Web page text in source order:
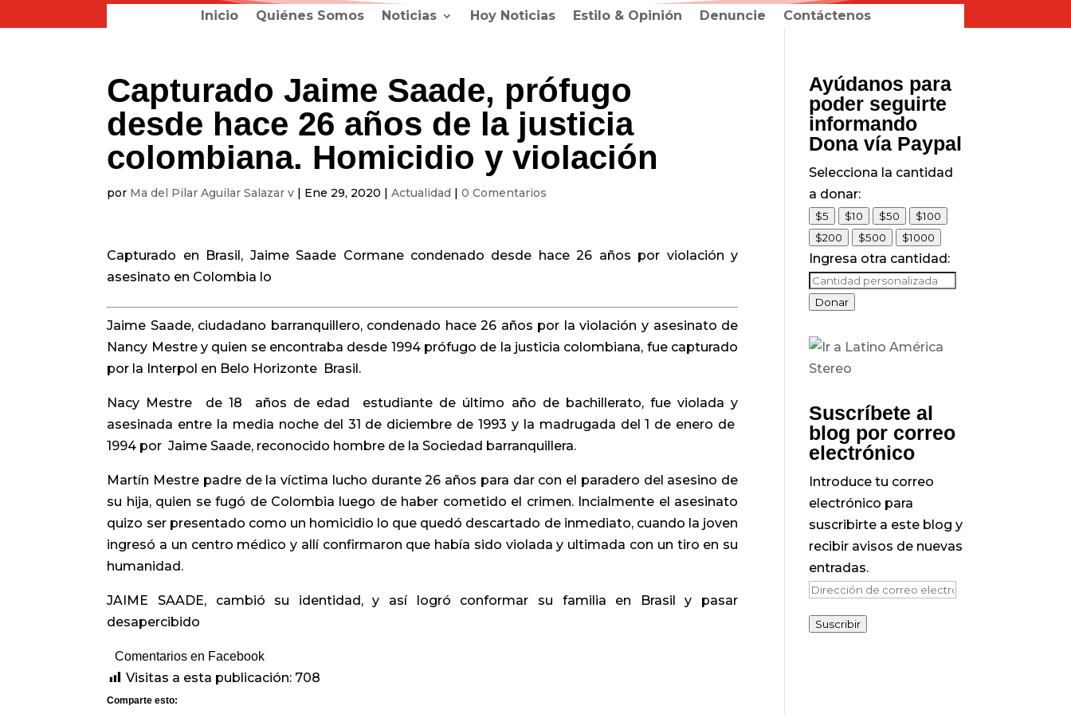
Inicio Quiénes Somos Noticias Hoy Noticias Estilo & Opinión Denuncie Contáctenos
Capturado Jaime Saade, prófugo
desde hace 26 años de la justicia
colombiana. Homicidio y violación
por Ma del Pilar Aguilar Salazar v | Ene 29, 2020 |Actualidad |0 Comentarios
Capturado en Brasil, Jaime Saade Cormane condenado desde hace 26 años por violación y
asesinato en Colombia lo
Jaime Saade, ciudadano barranquillero, condenado hace 26 años por la violación y asesinato de
Nancy Mestre y quien se encontraba desde 1994 prófugo de la justicia colombiana, fue capturado
por la Interpol en Belo Horizonte Brasil.
Nacy Mestre de 18 años de edad estudiante de último año de bachillerato, fue violada y
asesinada entre la media noche del 31 de diciembre de 1993 y la madrugada del 1 de enero de
1994 por Jaime Saade, reconocido hombre de la Sociedad barranquillera.
Martín Mestre padre de la víctima lucho durante 26 años para dar con el paradero del asesino de
su hija, quien se fugó de Colombia luego de haber cometido el crimen. Incialmente el asesinato
quizo ser presentado como un homicidio lo que quedó descartado de inmediato, cuando la joven
ingresó a un centro médico y allí confirmaron que había sido violada y ultimada con un tiro en su
humanidad.
JAIME SAADE, cambió su identidad, y así logró conformar su familia en Brasil y pasar
desapercibido
Comentarios en Facebook
Visitas a esta publicación: 708
Comparte esto:
Ayúdanos para
poder seguirte
informando
Dona vía Paypal
Selecciona la cantidad
a donar:
$5 $10 $50
$100
$200
$500 $1000
Ingresa otra cantidad:
Donar
Suscríbete al
blog por correo
electrónico
Introduce tu correo
electrónico para
suscribirte a este blog y
recibir avisos de nuevas
entradas.
Dirección
correo
Suscribir